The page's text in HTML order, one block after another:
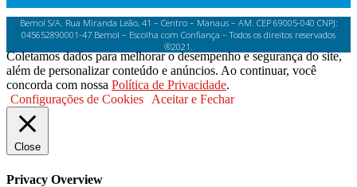
Bemol S/A. Rua Miranda Leão, 41 – Centro – Manaus – AM. CEP 69005-040 CNPJ:
045652890001-47 Bemol – Escolha com Confiança – Todos os direitos reservados
®2021.
Coletamos dados para melhorar o desempenho e segurança do site,
além de personalizar conteúdo e anúncios. Ao continuar, você
concorda com nossa Política de Privacidade.
Configurações de Cookies Aceitar e Fechar
Close
Privacy Overview